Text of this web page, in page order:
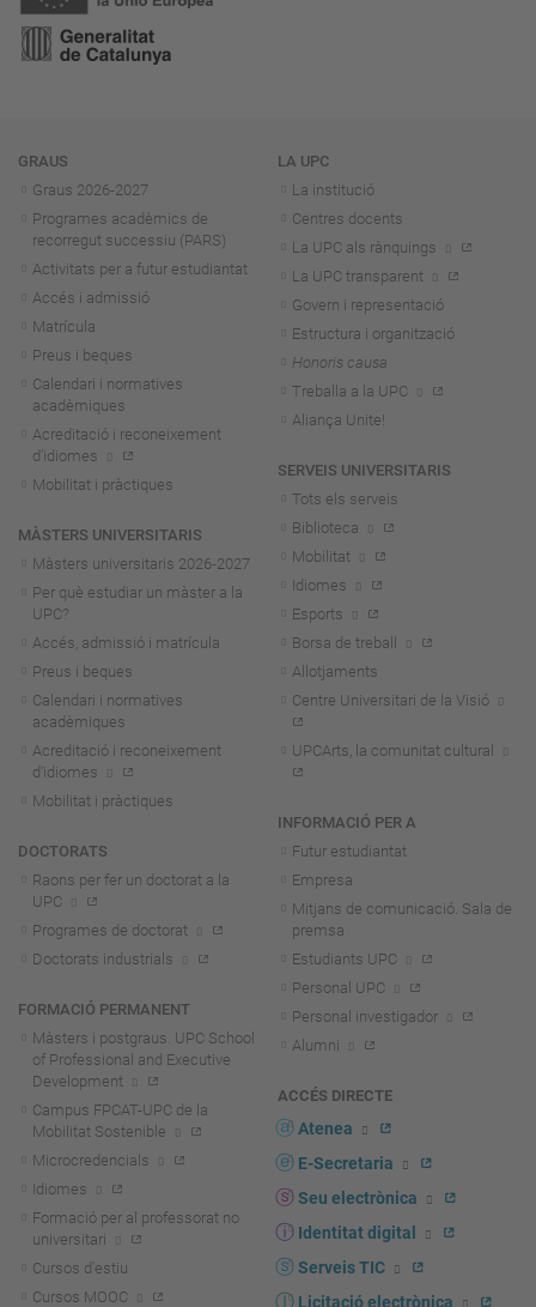
Navegació
GRAUS
Graus 2026-2027
Programes acadèmics de
recorregut successiu (PARS)
Activitats per a futur estudiantat
Accés i admissió
Matrícula
Preus i beques
Calendari i normatives
acadèmiques
Acreditació i reconeixement
d'idiomes
Mobilitat i pràctiques
MÀSTERS UNIVERSITARIS
Màsters universitaris 2026-2027
Per què estudiar un màster a la
UPC?
Accés, admissió i matrícula
Preus i beques
Calendari i normatives
acadèmiques
Acreditació i reconeixement
d'idiomes
Mobilitat i pràctiques
DOCTORATS
Raons per fer un doctorat a la
UPC
Programes de doctorat
Doctorats industrials
FORMACIÓ PERMANENT
Màsters i postgraus. UPC School
of Professional and Executive
Development
Campus FPCAT-UPC de la
Mobilitat Sostenible
Microcredencials
Idiomes
Formació per al professorat no
universitari
Cursos d'estiu
Cursos MOOC
LA UPC
La institució
Centres docents
La UPC als rànquings
La UPC transparent
Govern i representació
Estructura i organització
Honoris causa
Treballa a la UPC
Aliança Unite!
SERVEIS UNIVERSITARIS
Tots els serveis
Biblioteca
Mobilitat
Idiomes
Esports
Borsa de treball
Allotjaments
Centre Universitari de la Visió
UPCArts, la comunitat cultural
INFORMACIÓ PER A
Futur estudiantat
Empresa
Mitjans de comunicació. Sala de
premsa
Estudiants UPC
Personal UPC
Personal investigador
Alumni
ACCÉS DIRECTE
Atenea
E-Secretaria
Seu electrònica
Identitat digital
Serveis TIC
Licitació electrònica